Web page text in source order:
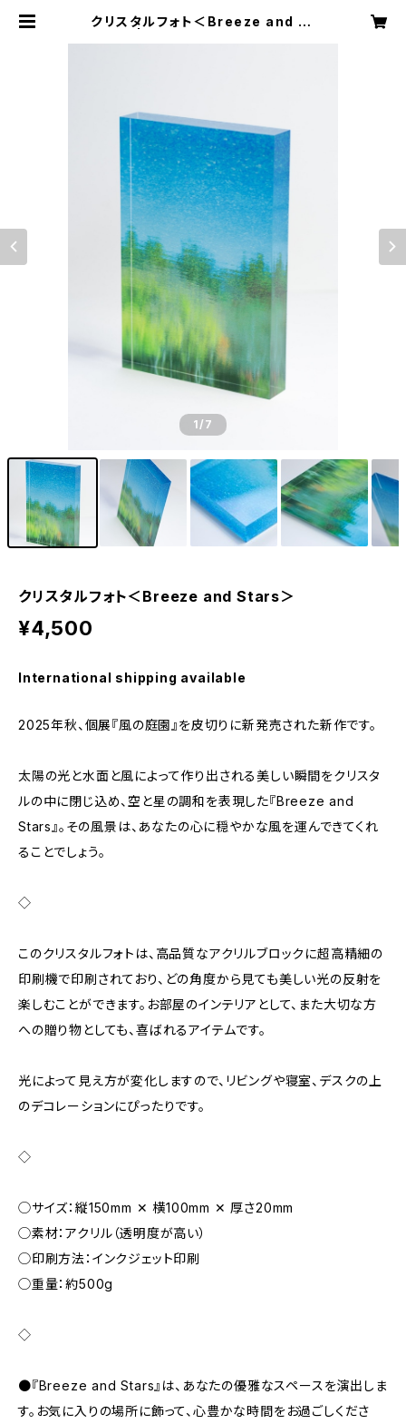
クリスタルフォト＜Breeze and St
1/7
クリスタルフォト＜Breeze and Stars＞
¥4,500
International shipping available
2025年秋、個展『風の庭園』を皮切りに新発売された新作です。
太陽の光と水面と風によって作り出される美しい瞬間をクリスタ
ルの中に閉じ込め、空と星の調和を表現した『Breeze and
Stars』。その風景は、あなたの心に穏やかな風を運んできてくれ
ることでしょう。
◇
このクリスタルフォトは、高品質なアクリルブロックに超高精細の
印刷機で印刷されており、どの角度から見ても美しい光の反射を
楽しむことができます。お部屋のインテリアとして、また大切な方
への贈り物としても、喜ばれるアイテムです。
光によって見え方が変化しますので、リビングや寝室、デスクの上
のデコレーションにぴったりです。
◇
◯サイズ：縦150mm ✕ 横100mm ✕ 厚さ20mm
◯素材：アクリル（透明度が高い）
◯印刷方法：インクジェット印刷
◯重量：約500g
◇
●『Breeze and Stars』は、あなたの優雅なスペースを演出しま
す。お気に入りの場所に飾って、心豊かな時間をお過ごしくださ